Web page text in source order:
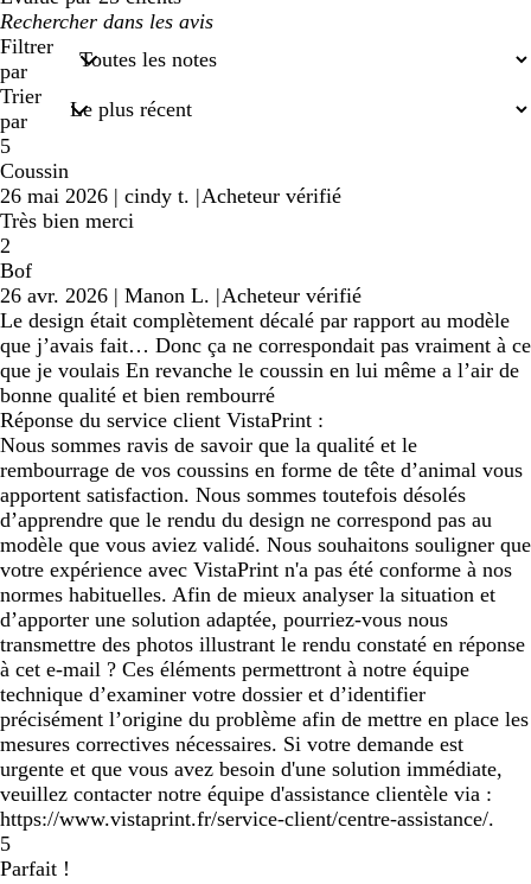
Mes
recherches
saisies
Filtrer
par
Trier
par
5
Coussin
26 mai 2026 | cindy t. |Acheteur vérifié
Très bien merci
2
Bof
26 avr. 2026 | Manon L. |Acheteur vérifié
Le design était complètement décalé par rapport au modèle
que j’avais fait… Donc ça ne correspondait pas vraiment à ce
que je voulais En revanche le coussin en lui même a l’air de
bonne qualité et bien rembourré
Réponse du service client VistaPrint :
Nous sommes ravis de savoir que la qualité et le
rembourrage de vos coussins en forme de tête d’animal vous
apportent satisfaction. Nous sommes toutefois désolés
d’apprendre que le rendu du design ne correspond pas au
modèle que vous aviez validé. Nous souhaitons souligner que
votre expérience avec VistaPrint n'a pas été conforme à nos
normes habituelles. Afin de mieux analyser la situation et
d’apporter une solution adaptée, pourriez-vous nous
transmettre des photos illustrant le rendu constaté en réponse
à cet e-mail ? Ces éléments permettront à notre équipe
technique d’examiner votre dossier et d’identifier
précisément l’origine du problème afin de mettre en place les
mesures correctives nécessaires. Si votre demande est
urgente et que vous avez besoin d'une solution immédiate,
veuillez contacter notre équipe d'assistance clientèle via :
https://www.vistaprint.fr/service-client/centre-assistance/.
5
Parfait !